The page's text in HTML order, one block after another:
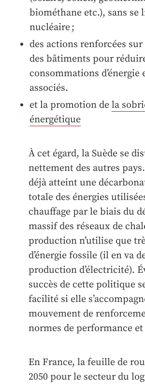
biométhane etc.), sans se
nucléaire ;
des actions renforcées sur
des bâtiments pour
consommations d’énergie
associés.
et la promotion de la
énergétique
À cet égard, la Suède se
nettement des autres
déjà atteint une
totale des énergies
chauffage par le biais du
massif des réseaux de
production n’utilise que
d’énergie fossile (il en va
production d’électricité).
succès de cette politique
facilité si elle
mouvement de
normes de performance et
En France, la feuille de
2050 pour le secteur du